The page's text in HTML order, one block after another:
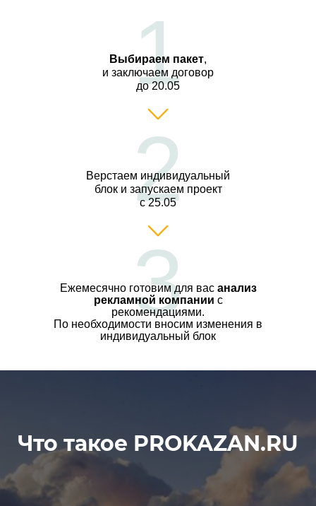
1
Выбираем пакет,
и заключаем договор
до 20.05
2
Верстаем индивидуальный
блок и запускаем проект
с 25.05
3
Ежемесячно готовим для вас анализ
рекламной компании с
рекомендациями.
По необходимости вносим изменения в
индивидуальный блок
Что такое PROKAZAN.RU